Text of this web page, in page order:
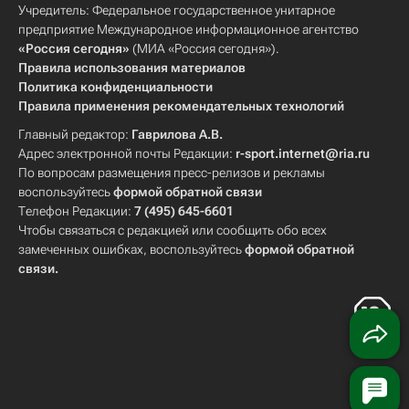
Учредитель: Федеральное государственное унитарное
предприятие Международное информационное агентство
«Россия сегодня» (МИА «Россия сегодня»).
Правила использования материалов
Политика конфиденциальности
Правила применения рекомендательных технологий
Главный редактор: Гаврилова А.В.
Адрес электронной почты Редакции: r-sport.internet@ria.ru
По вопросам размещения пресс-релизов и рекламы
воспользуйтесьформой обратной связи
Телефон Редакции: 7 (495) 645-6601
Чтобы связаться с редакцией или сообщить обо всех
замеченных ошибках, воспользуйтесьформой обратной
связи.